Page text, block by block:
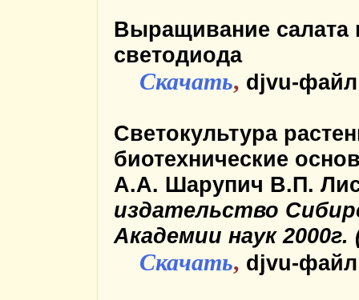
Выращивание салата
светодиода
Скачать, djvu-
Светокультура
биотехнические
А.А. Шарупич В.П.
издательство
Академии наук
Скачать, djvu-